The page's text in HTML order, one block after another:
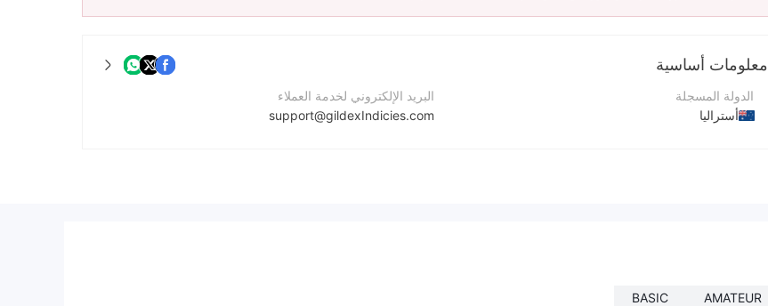
معلومات أساسية
الدولة المسجلة
أستراليا
البريد الإلكتروني لخدمة العملاء
support@gildexIndicies.com
AMATEUR
BASIC